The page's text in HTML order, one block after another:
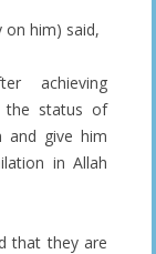
on him) said,
achieving
the status of
and give him
in Allah
that they are